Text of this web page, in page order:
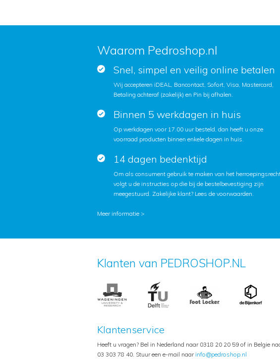
Waarom Pedroshop.nl
Snel, simpel en veilig online betalen
Wij accepteren iDEAL, Bancontact, Sofort, Visa, Mastercard,
Betaling achteraf (zakelijk) en Pin bij afhalen.
Binnen 5 werkdagen in huis
Op werkdagen voor 17.00 uur besteld, dan heeft u onze
voorraad producten binnen enkele dagen in huis.
14 dagen bedenktijd
Om als consument gebruik te maken van het
volgt u de instructies op die bij de bestelbevestiging zijn
meegestuurd. Zakelijke klant? Lees de voorwaarden.
Meer informatie >
Klanten van PEDROSHOP.NL
Klantenservice
Heeft u vragen? Bel in Nederland naar 0318 20 20 59 of in Belgie
03 303 78 40. Stuur een e-mail naar info@pedroshop.nl